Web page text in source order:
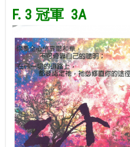
F. 3 冠軍 3A